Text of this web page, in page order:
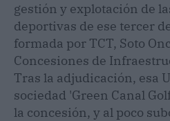
gestión y explotación de
deportivas de ese tercer
formada por TCT, Soto
Concesiones de
Tras la adjudicación, esa
sociedad 'Green Canal
la concesión, y al poco